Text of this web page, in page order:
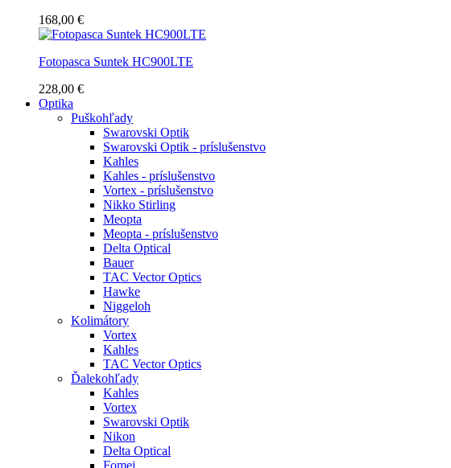
168,00 €
Fotopasca Suntek HC900LTE
228,00 €
Optika
Puškohľady
Swarovski Optik
Swarovski Optik - príslušenstvo
Kahles
Kahles - príslušenstvo
Vortex - príslušenstvo
Nikko Stirling
Meopta
Meopta - príslušenstvo
Delta Optical
Bauer
TAC Vector Optics
Hawke
Niggeloh
Kolimátory
Vortex
Kahles
TAC Vector Optics
Ďalekohľady
Kahles
Vortex
Swarovski Optik
Nikon
Delta Optical
Fomei